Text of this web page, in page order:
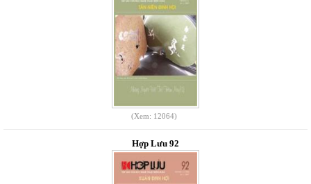
(Xem: 12064)
Hợp Lưu 92